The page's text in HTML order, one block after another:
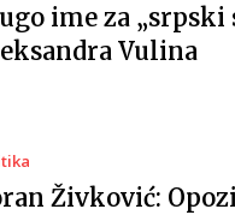
ime za „srpski
Vulina
Živković: